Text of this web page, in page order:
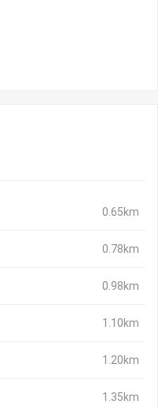
0.65km
0.78km
0.98km
1.10km
1.20km
1.35km